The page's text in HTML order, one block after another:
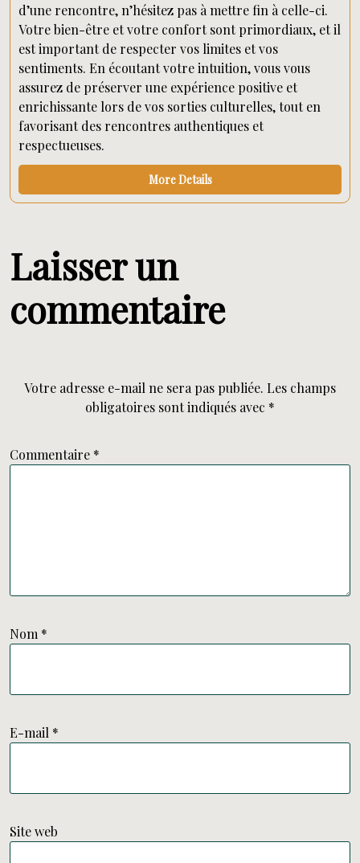
d’une rencontre, n’hésitez pas à mettre fin à celle-ci.
Votre bien-être et votre confort sont primordiaux, et il
est important de respecter vos limites et vos
sentiments. En écoutant votre intuition, vous vous
assurez de préserver une expérience positive et
enrichissante lors de vos sorties culturelles, tout en
favorisant des rencontres authentiques et
respectueuses.
More Details
Laisser un
commentaire
Votre adresse e-mail ne sera pas publiée. Les champs
obligatoires sont indiqués avec *
Commentaire *
Nom *
E-mail *
Site web